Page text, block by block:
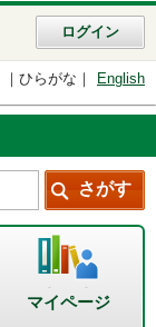
ログイン
ひらがな English
マイページ